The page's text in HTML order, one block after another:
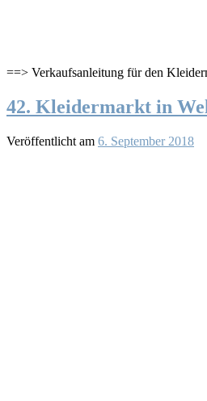
==> Verkaufsanleitung für den
42. Kleidermarkt in
Veröffentlicht am 6. September 2018